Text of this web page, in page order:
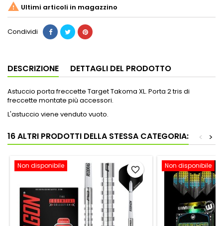
 Ultimi articoli in magazzino
Condividi
DESCRIZIONE DETTAGLI DEL PRODOTTO
Astuccio porta freccette Target Takoma XL. Porta 2 tris di
freccette montate più accessori.
L'astuccio viene venduto vuoto.
16 ALTRI PRODOTTI DELLA STESSA CATEGORIA: >
<
Non disponibile favorite_border Non disponibile